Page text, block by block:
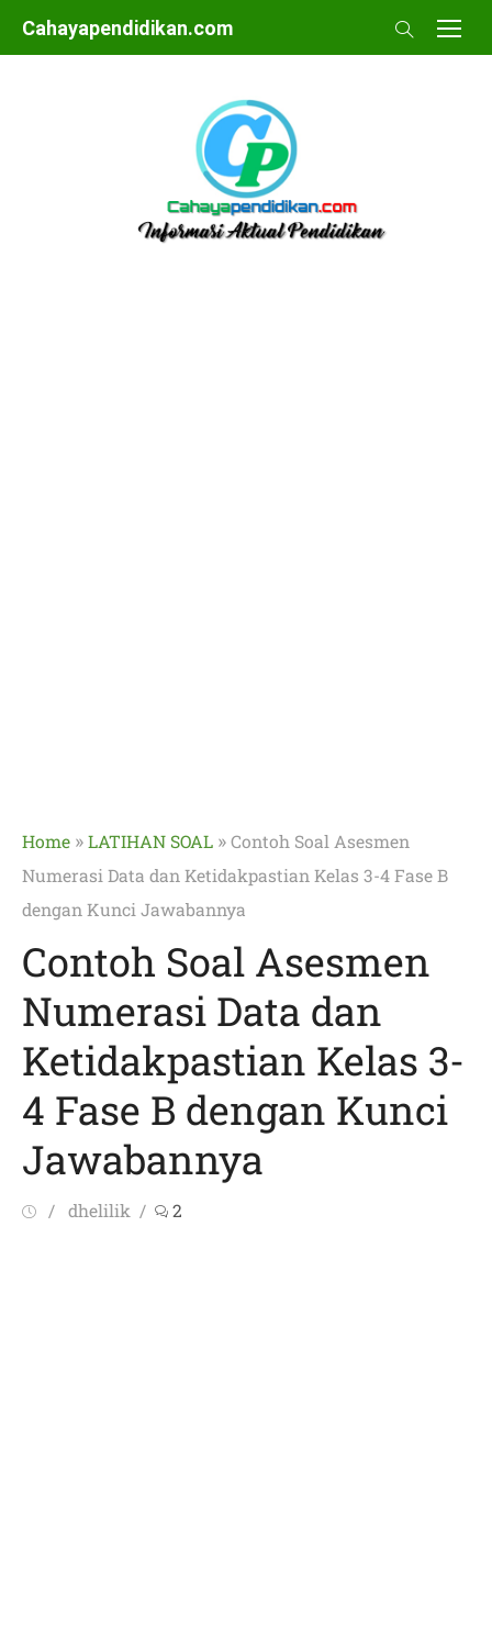
Skip
to
Cahayapendidikan.com
Home »LATIHAN SOAL »Contoh Soal Asesmen
Numerasi Data dan Ketidakpastian Kelas 3-4 Fase B
dengan Kunci Jawabannya
Contoh Soal Asesmen
Numerasi Data dan
Ketidakpastian Kelas 3-
4 Fase B dengan Kunci
Jawabannya
PostedAuthor
dhelilik 2